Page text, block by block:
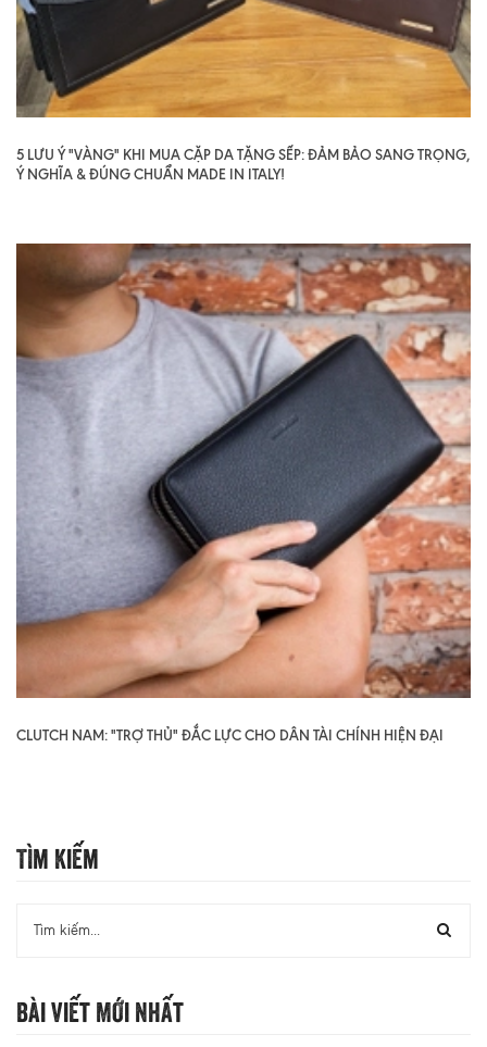
5 LƯU Ý "VÀNG" KHI MUA CẶP DA TẶNG SẾP: ĐẢM BẢO SANG TRỌNG,
Ý NGHĨA & ĐÚNG CHUẨN MADE IN ITALY!
CLUTCH NAM: "TRỢ THỦ" ĐẮC LỰC CHO DÂN TÀI CHÍNH HIỆN ĐẠI
Tìm Kiếm
Bài Viết Mới Nhất